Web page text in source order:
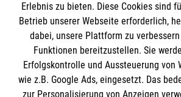
Informationen
Impressum
Datenschutz
Die Malteser
Erlebnis zu bieten. Diese Cookies sind
Betrieb unserer Webseite erforderlich,
dabei, unsere Plattform zu
Funktionen bereitzustellen. Sie
Erfolgskontrolle und Aussteuerung von
wie z.B. Google Ads, eingesetzt. Das
zur Personalisierung von Anzeigen